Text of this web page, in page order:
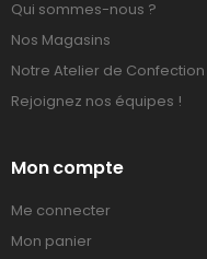
Qui sommes-nous ?
Nos Magasins
Notre Atelier de Confection
Rejoignez nos équipes !
Mon compte
Me connecter
Mon panier